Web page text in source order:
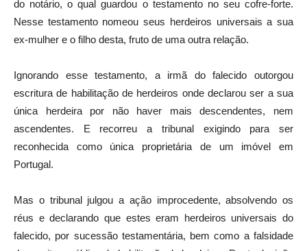
do notário, o qual guardou o testamento no seu cofre-forte.
Nesse testamento nomeou seus herdeiros universais a sua
ex-mulher e o filho desta, fruto de uma outra relação.
Ignorando esse testamento, a irmã do falecido outorgou
escritura de habilitação de herdeiros onde declarou ser a sua
única herdeira por não haver mais descendentes, nem
ascendentes. E recorreu a tribunal exigindo para ser
reconhecida como única proprietária de um imóvel em
Portugal.
Mas o tribunal julgou a ação improcedente, absolvendo os
réus e declarando que estes eram herdeiros universais do
falecido, por sucessão testamentária, bem como a falsidade